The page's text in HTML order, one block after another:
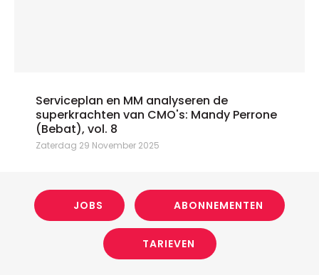
Serviceplan en MM analyseren de
superkrachten van CMO's: Mandy Perrone
(Bebat), vol. 8
Zaterdag 29 November 2025
JOBS ABONNEMENTEN
TARIEVEN